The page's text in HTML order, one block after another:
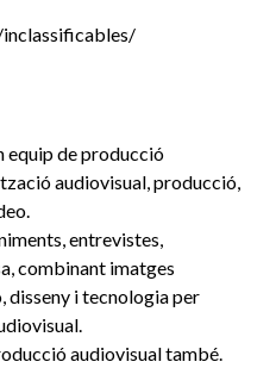
equip de producció
audiovisual, producció,
entrevistes,
combinant imatges
disseny i tecnologia per
audiovisual també.